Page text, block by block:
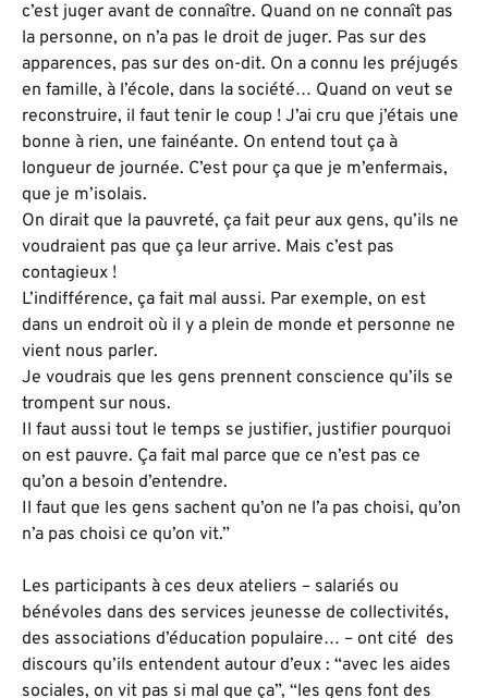
c’est juger avant de connaître. Quand on ne connaît pas
la personne, on n’a pas le droit de juger. Pas sur des
apparences, pas sur des on-dit. On a connu les préjugés
en famille, à l’école, dans la société… Quand on veut se
reconstruire, il faut tenir le coup ! J’ai cru que j’étais une
bonne à rien, une fainéante. On entend tout ça à
longueur de journée. C’est pour ça que je m’enfermais,
que je m’isolais.
On dirait que la pauvreté, ça fait peur aux gens, qu’ils ne
voudraient pas que ça leur arrive. Mais c’est pas
contagieux !
L’indifférence, ça fait mal aussi. Par exemple, on est
dans un endroit où il y a plein de monde et personne ne
vient nous parler.
Je voudrais que les gens prennent conscience qu’ils se
trompent sur nous.
Il faut aussi tout le temps se justifier, justifier pourquoi
on est pauvre. Ça fait mal parce que ce n’est pas ce
qu’on a besoin d’entendre.
Il faut que les gens sachent qu’on ne l’a pas choisi, qu’on
n’a pas choisi ce qu’on vit.”
Les participants à ces deux ateliers – salariés ou
bénévoles dans des services jeunesse de collectivités,
des associations d’éducation populaire… – ont cité des
discours qu’ils entendent autour d’eux : “avec les aides
sociales, on vit pas si mal que ça”, “les gens font des